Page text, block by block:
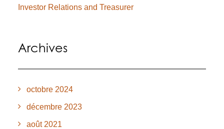
Investor Relations and Treasurer
Archives
octobre 2024
décembre 2023
août 2021